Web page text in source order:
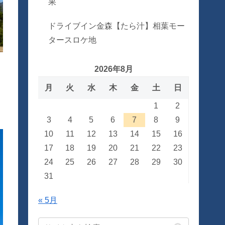
果
ドライブイン金森【たら汁】相葉モー
タースロケ地
2026年8月
月 火 水 木 金 土 日
1
2
3
4 5 6 7 8
9
10
11 12 13 14 15
16
17
18 19 20 21 22
23
24
25 26 27 28 29
30
31
« 5月